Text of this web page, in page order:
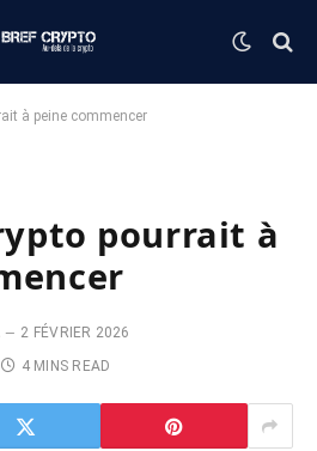
à peine commencer
pourrait à
2 FÉVRIER 2026
4 MINS READ